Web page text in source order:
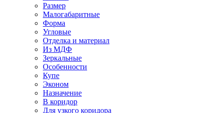
Размер
Малогабаритные
Форма
Угловые
Отделка и материал
Из МДФ
Зеркальные
Особенности
Купе
Эконом
Назначение
В коридор
Для узкого коридора